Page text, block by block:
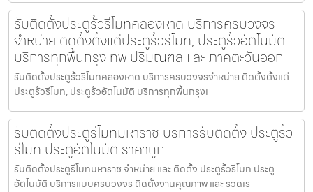
รับติดตั้งประตูรั้วรีโมทคลองหาด บริการครบวงจร
จำหน่าย ติดตั้งตั้งแต่ประตูรั้วรีโมท, ประตูรั้วอัตโนมัติ
บริการทุกพื้นกรุงเทพ ปริมณฑล และ ภาคตะวันออก
รับติดตั้งประตูรั้วรีโมทคลองหาด บริการครบวงจรจำหน่าย ติดตั้งตั้งแต่
ประตูรั้วรีโมท, ประตูรั้วอัตโนมัติ บริการทุกพื้นกรุงเ
รับติดตั้งประตูรีโมทมหาราช บริการรับติดตั้ง ประตูรั้ว
รีโมท ประตูอัตโนมัติ ราคาถูก
รับติดตั้งประตูรีโมทมหาราช จำหน่าย และ ติดตั้ง ประตูรั้วรีโมท ประตู
อัตโนมัติ บริการแบบครบวงจร ติดตั้งงานคุณภาพ และ รวดเร